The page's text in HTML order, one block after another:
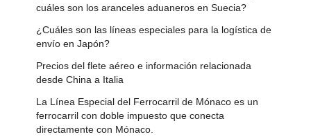
cuáles son los aranceles aduaneros en Suecia?
¿Cuáles son las líneas especiales para la logística de
envío en Japón?
Precios del flete aéreo e información relacionada
desde China a Italia
La Línea Especial del Ferrocarril de Mónaco es un
ferrocarril con doble impuesto que conecta
directamente con Mónaco.